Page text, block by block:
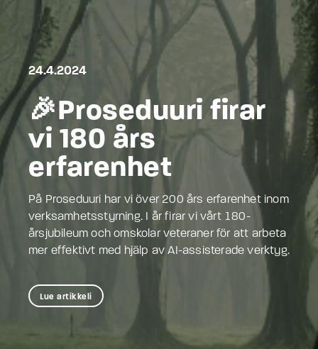
24.4.2024
🎉Proseduuri firar
vi 180 års
erfarenhet
På Proseduuri har vi över 200 års erfarenhet inom
verksamhetsstyrning. I år firar vi vårt 180-
årsjubileum och omskolar veteraner för att arbeta
mer effektivt med hjälp av AI-assisterade verktyg.
Lue artikkeli